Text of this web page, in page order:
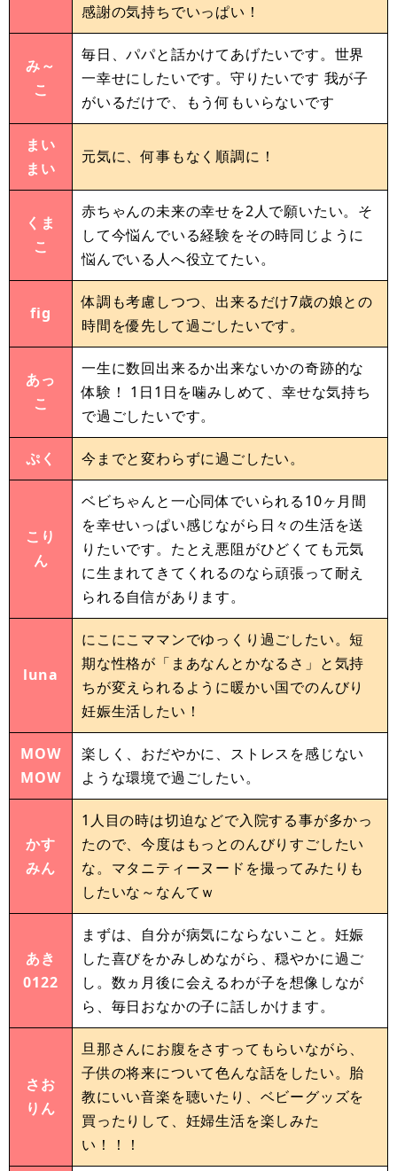
感謝の気持ちでいっぱい！
み～
こ
毎日、パパと話かけてあげたいです。世界
一幸せにしたいです。守りたいです 我が子
がいるだけで、もう何もいらないです
まい
まい
元気に、何事もなく順調に！
くま
こ
赤ちゃんの未来の幸せを2人で願いたい。そ
して今悩んでいる経験をその時同じように
悩んでいる人へ役立てたい。
fig
体調も考慮しつつ、出来るだけ7歳の娘との
時間を優先して過ごしたいです。
あっ
こ
一生に数回出来るか出来ないかの奇跡的な
体験！ 1日1日を噛みしめて、幸せな気持ち
で過ごしたいです。
ぷく 今までと変わらずに過ごしたい。
こり
ん
ベビちゃんと一心同体でいられる10ヶ月間
を幸せいっぱい感じながら日々の生活を送
りたいです。たとえ悪阻がひどくても元気
に生まれてきてくれるのなら頑張って耐え
られる自信があります。
luna
にこにこママンでゆっくり過ごしたい。短
期な性格が「まあなんとかなるさ」と気持
ちが変えられるように暖かい国でのんびり
妊娠生活したい！
MOW
MOW
楽しく、おだやかに、ストレスを感じない
ような環境で過ごしたい。
かす
みん
1人目の時は切迫などで入院する事が多かっ
たので、今度はもっとのんびりすごしたい
な。マタニティーヌードを撮ってみたりも
したいな～なんてｗ
あき
0122
まずは、自分が病気にならないこと。妊娠
した喜びをかみしめながら、穏やかに過ご
し。数ヵ月後に会えるわが子を想像しなが
ら、毎日おなかの子に話しかけます。
さお
りん
旦那さんにお腹をさすってもらいながら、
子供の将来について色んな話をしたい。胎
教にいい音楽を聴いたり、ベビーグッズを
買ったりして、妊婦生活を楽しみた
い！！！